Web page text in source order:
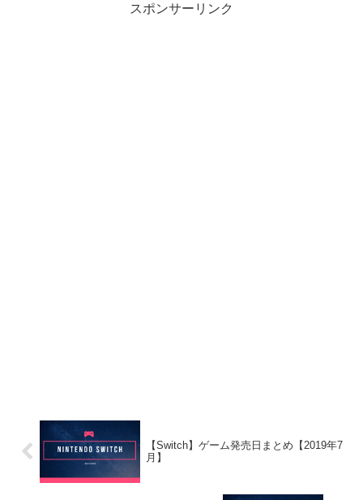
スポンサーリンク
【Switch】ゲーム発売日まとめ【2019年7
月】